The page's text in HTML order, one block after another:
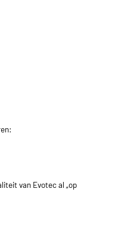
van Evotec al „op